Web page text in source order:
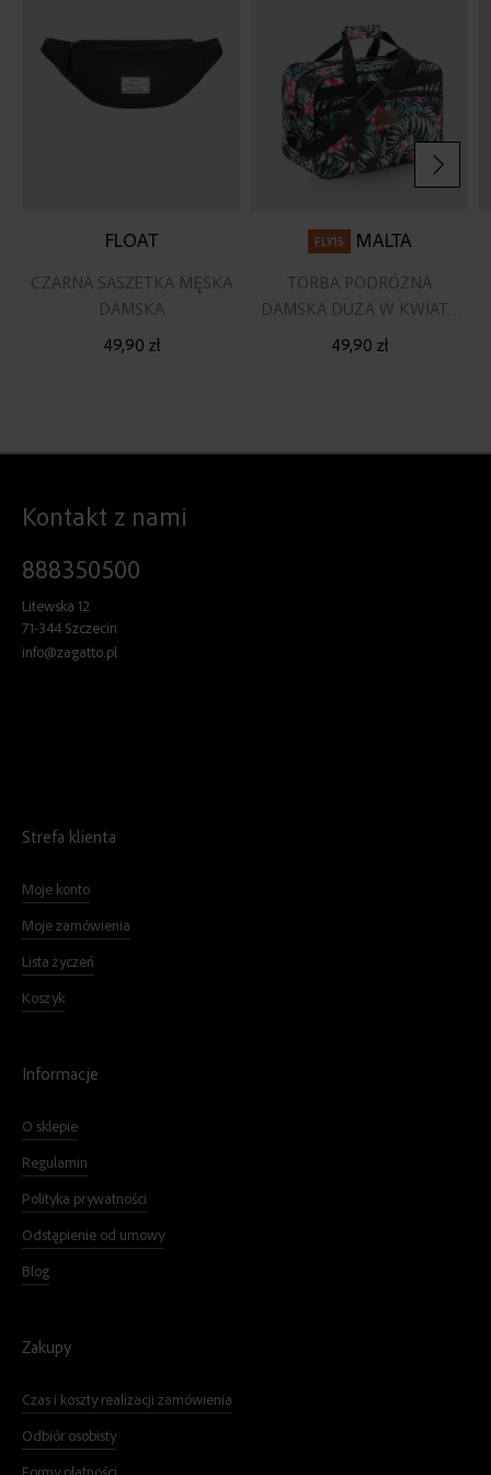
FLOAT
CZARNA SASZETKA MĘSKA
DAMSKA
49,90 zł
FLY15 MALTA
TORBA PODRÓŻNA
DAMSKA DUŻA W KWIATY
40X20X25
49,90 zł
Kontakt z nami
888350500
Litewska 12
71-344 Szczecin
info@zagatto.pl
Strefa klienta
Moje konto
Moje zamówienia
Lista życzeń
Koszyk
Informacje
O sklepie
Regulamin
Polityka prywatności
Odstąpienie od umowy
Blog
Zakupy
Czas i koszty realizacji zamówienia
Odbiór osobisty